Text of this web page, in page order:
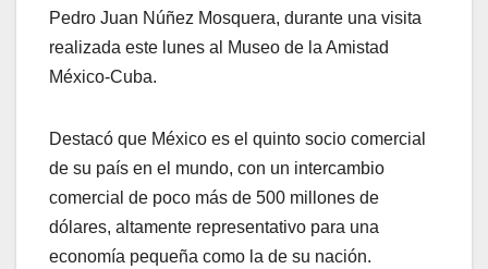
Pedro Juan Núñez Mosquera, durante una visita
realizada este lunes al Museo de la Amistad
México-Cuba.
Destacó que México es el quinto socio comercial
de su país en el mundo, con un intercambio
comercial de poco más de 500 millones de
dólares, altamente representativo para una
economía pequeña como la de su nación.